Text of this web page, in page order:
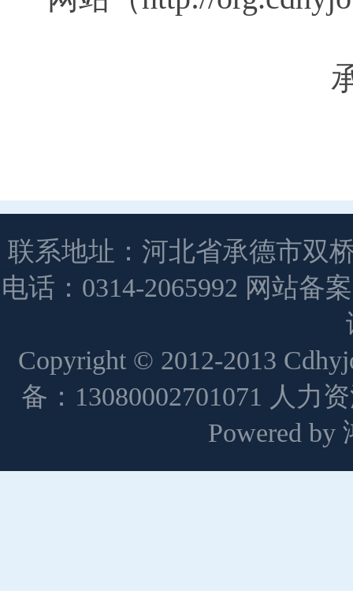
联系地址：河北省承德市双
电话：0314-2065992 网站备
Copyright © 2012-2013
备：13080002701071 人力
Powered by